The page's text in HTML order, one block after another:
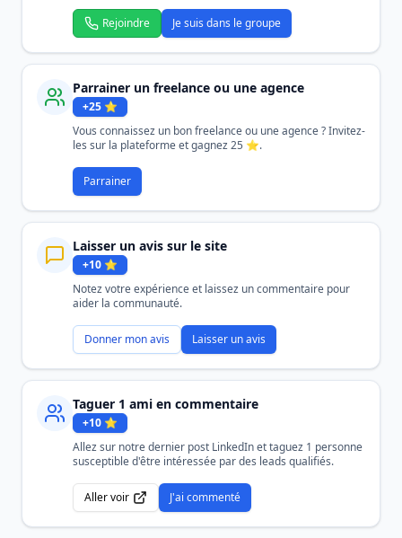
Rejoindre Je suis dans le groupe
Parrainer un freelance ou une agence
+25 ⭐
Vous connaissez un bon freelance ou une agence ? Invitez-
les sur la plateforme et gagnez 25 ⭐.
Parrainer
Laisser un avis sur le site
+10 ⭐
Notez votre expérience et laissez un commentaire pour
aider la communauté.
Donner mon avis Laisser un avis
Taguer 1 ami en commentaire
+10 ⭐
Allez sur notre dernier post LinkedIn et taguez 1 personne
susceptible d'être intéressée par des leads qualifiés.
Aller voir J'ai commenté